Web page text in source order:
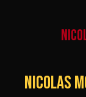
NICOLAS